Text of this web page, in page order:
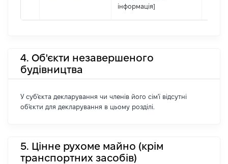
інформація]
4. Об'єкти незавершеного
будівництва
У суб'єкта декларування чи членів його сім'ї відсутні
об'єкти для декларування в цьому розділі.
5. Цінне рухоме майно (крім
транспортних засобів)